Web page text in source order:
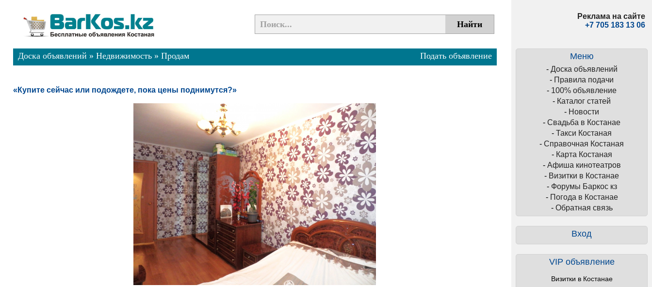
Реклама на сайте
+7 705 183 13 06
Меню
- Доска объявлений
- Правила подачи
- 100% объявление
- Каталог статей
- Новости
- Свадьба в Костанае
- Такси Костаная
- Справочная Костаная
- Карта Костаная
- Афиша кинотеатров
- Визитки в Костанае
- Форумы Баркос кз
- Погода в Костанае
- Обратная связь
Вход
VIP объявление
Визитки в Костанае
Подать объявление
Доска объявлений » Недвижимость» Продам
«Купите сейчас или подождете, пока цены поднимутся?»